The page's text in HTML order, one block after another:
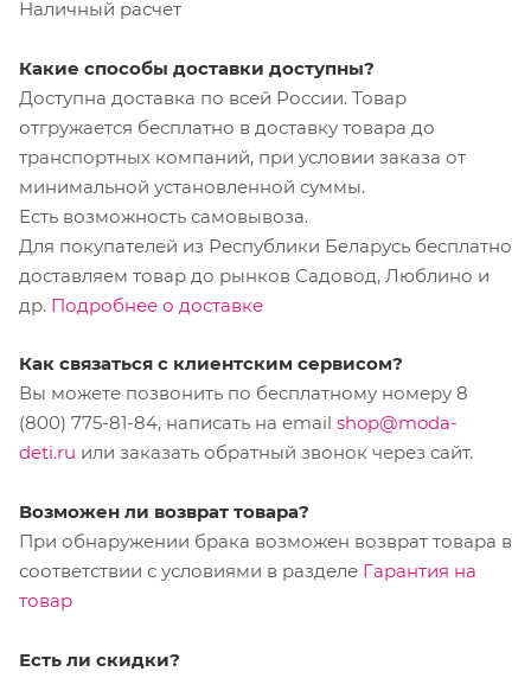
Наличный расчет
Какие способы доставки доступны?
Доступна доставка по всей России. Товар
отгружается бесплатно в доставку товара до
транспортных компаний, при условии заказа от
минимальной установленной суммы.
Есть возможность самовывоза.
Для покупателей из Республики Беларусь бесплатно
доставляем товар до рынков Садовод, Люблино и
др. Подробнее о доставке
Как связаться с клиентским сервисом?
Вы можете позвонить по бесплатному номеру 8
(800) 775-81-84, написать на email shop@moda-
deti.ru или заказать обратный звонок через сайт.
Возможен ли возврат товара?
При обнаружении брака возможен возврат товара в
соответствии с условиями в разделе Гарантия на
товар
Есть ли скидки?